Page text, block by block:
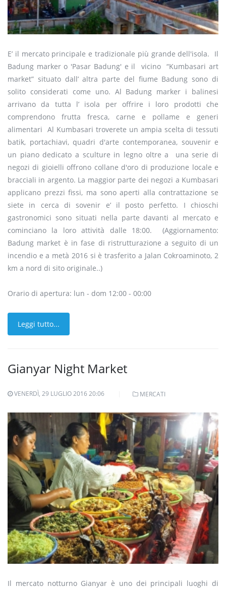
E’ il mercato principale e tradizionale più grande dell'isola. Il
Badung marker o 'Pasar Badung' e il vicino “Kumbasari art
market” situato dall’ altra parte del fiume Badung sono di
solito considerati come uno. Al Badung marker i balinesi
arrivano da tutta l’ isola per offrire i loro prodotti che
comprendono frutta fresca, carne e pollame e generi
alimentari Al Kumbasari troverete un ampia scelta di tessuti
batik, portachiavi, quadri d'arte contemporanea, souvenir e
un piano dedicato a sculture in legno oltre a una serie di
negozi di gioielli offrono collane d'oro di produzione locale e
bracciali in argento. La maggior parte dei negozi a Kumbasari
applicano prezzi fissi, ma sono aperti alla contrattazione se
siete in cerca di sovenir e’ il posto perfetto. I chioschi
gastronomici sono situati nella parte davanti al mercato e
cominciano la loro attività dalle 18:00. (Aggiornamento:
Badung market è in fase di ristrutturazione a seguito di un
incendio e a metà 2016 si è trasferito a Jalan Cokroaminoto, 2
km a nord di sito originale..)
Orario di apertura: lun - dom 12:00 - 00:00
Leggi tutto...
Gianyar Night Market
VENERDÌ, 29 LUGLIO 2016 20:06 MERCATI
Il mercato notturno Gianyar è uno dei principali luoghi di